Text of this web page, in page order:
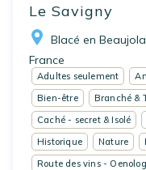
Le Savigny
Blacé en
France
Adultes seulement
Bien-être
Branché &
Caché - secret & Isolé
Historique
Nature
Route des vins -